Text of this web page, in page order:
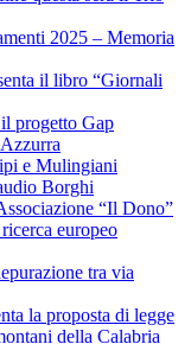
2025 – Memoria
il libro “Giornali
progetto Gap
e Mulingiani
Borghi
“Il Dono”
europeo
tra via
la proposta di legge
della Calabria